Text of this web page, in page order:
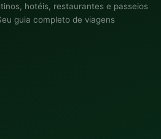
hotéis, restaurantes e passeios
guia completo de viagens